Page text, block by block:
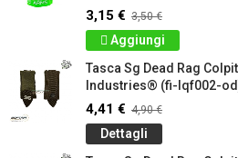
3,15 € 3,50 €
Aggiungi
Tasca Sg Dead Rag
Industries® (fi-lqf002-
4,41 € 4,90 €
Dettagli